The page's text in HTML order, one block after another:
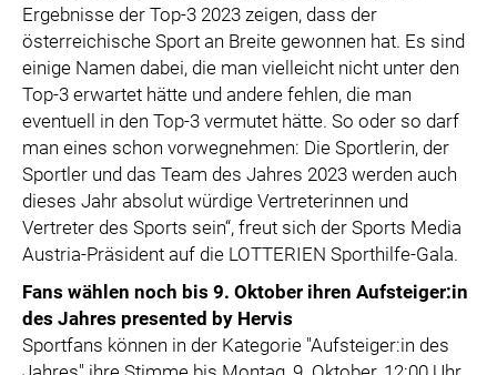
Ergebnisse der Top-3 2023 zeigen, dass der
österreichische Sport an Breite gewonnen hat. Es sind
einige Namen dabei, die man vielleicht nicht unter den
Top-3 erwartet hätte und andere fehlen, die man
eventuell in den Top-3 vermutet hätte. So oder so darf
man eines schon vorwegnehmen: Die Sportlerin, der
Sportler und das Team des Jahres 2023 werden auch
dieses Jahr absolut würdige Vertreterinnen und
Vertreter des Sports sein“, freut sich der Sports Media
Austria-Präsident auf die LOTTERIEN Sporthilfe-Gala.
Fans wählen noch bis 9. Oktober ihren Aufsteiger:in
des Jahres presented by Hervis
Sportfans können in der Kategorie "Aufsteiger:in des